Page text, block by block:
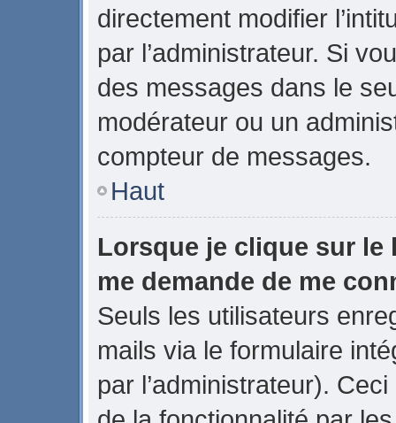
directement modifier
par l’administrateur. Si
des messages dans le
modérateur ou un
compteur de messages.
Haut
Lorsque je clique sur
me demande de me
Seuls les utilisateurs
mails via le formulaire
par l’administrateur).